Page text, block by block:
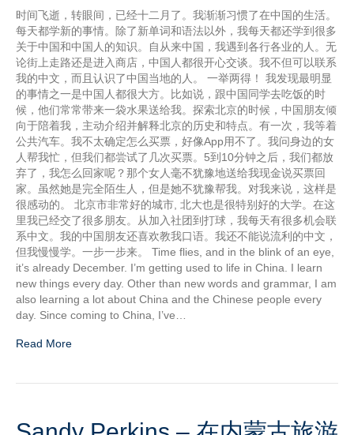
时间飞逝，转眼间，已经十二月了。我渐渐习惯了在中国的生活。
每天都学新的事情。除了新单词和语法以外，我每天都还学到很多
关于中国和中国人的知识。自从来中国，我遇到各行各业的人。无
论街上走路还是进入商店，中国人都很开心交谈。我不但可以联系
我的中文，而且认识了中国当地的人。 一举两得！ 我发现最明显
的事情之一是中国人都很大方。比如说，跟中国同学去吃饭的时
候，他们常常带来一袋水果送给我。探索北京的时候，中国朋友倾
向于陪着我，主动介绍并解释北京的历史和特点。有一次，我等着
公共汽车。我不太确定怎么买票，好像App用不了。我问身边的女
人帮我忙，但我们都尝试了几次买票。5到10分钟之后，我们都放
弃了，我怎么回家呢？那个女人毫不犹豫地送给我现金说买票回
家。虽然她是完全陌生人，但是她不犹豫帮我。对我来说，这样是
很感动的。 北京市非常好的城市, 北大也是很特别好的大学。在这
里我已经交了很多朋友。从加入社团到打球，我每天有很多机会联
系中文。我的中国朋友还喜欢教我口语。我还不能说流利的中文，
但我慢慢学。一步一步来。 Time flies, and in the blink of an eye,
it’s already December. I’m getting used to life in China. I learn
new things every day. Other than new words and grammar, I am
also learning a lot about China and the Chinese people every
day. Since coming to China, I’ve…
Read More